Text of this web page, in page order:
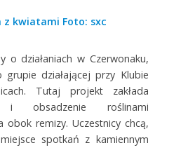
o działaniach w Czerwonaku,
działającej przy Klubie
Tutaj projekt zakłada
i obsadzenie roślinami
obok remizy. Uczestnicy chcą,
spotkań z kamiennym